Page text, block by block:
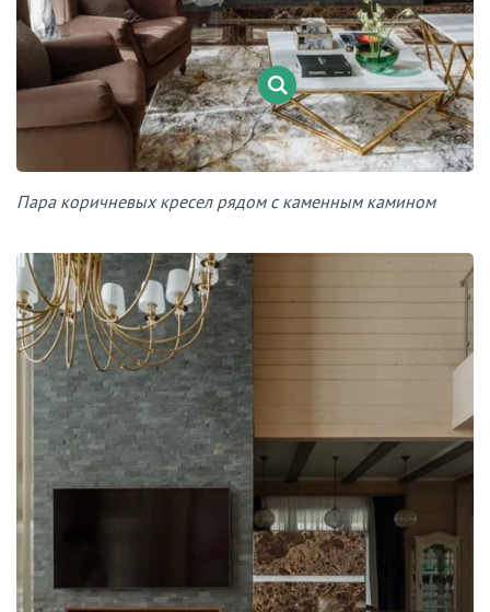
Пара коричневых кресел рядом с каменным камином